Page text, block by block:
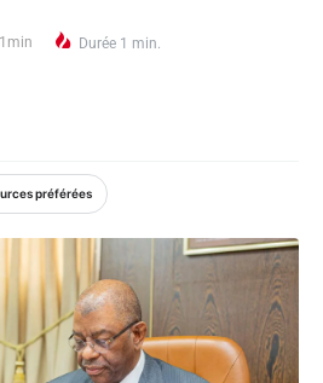
Durée 1 min.
préférées